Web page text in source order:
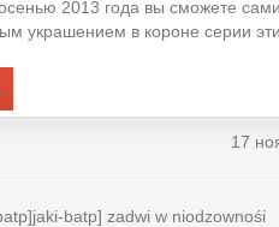
2013 года вы сможете
украшением в короне серии
17
batp] zadwi w niodzownośi